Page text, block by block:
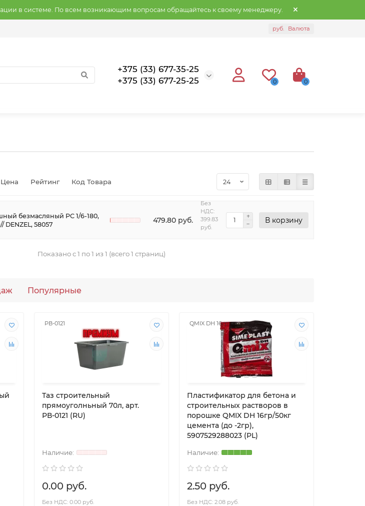
в системе. По всем возникающим вопросам обращайтесь к своему менеджеру.
руб. Валюта
+375 (33) 677-35-25
+375 (33) 677-25-25
0 0
Цена Рейтинг Код Товара
безмасляный РС 1/6-180,
DENZEL, 58057
479.80 руб.
Без
НДС:
399.83
руб.
В корзину
Показано с 1 по 1 из 1 (всего 1 страниц)
Популярные
РВ-0121
Таз строительный
прямоуголньный 70л, арт.
РВ-0121 (RU)
0.00 руб.
Без НДС: 0.00 руб.
QMIX DH 16гр
Пластификатор для бетона и
строительных растворов в
порошке QMIX DH 16гр/50кг
цемента (до -2гр),
5907529288023 (PL)
2.50 руб.
Без НДС: 2.08 руб.